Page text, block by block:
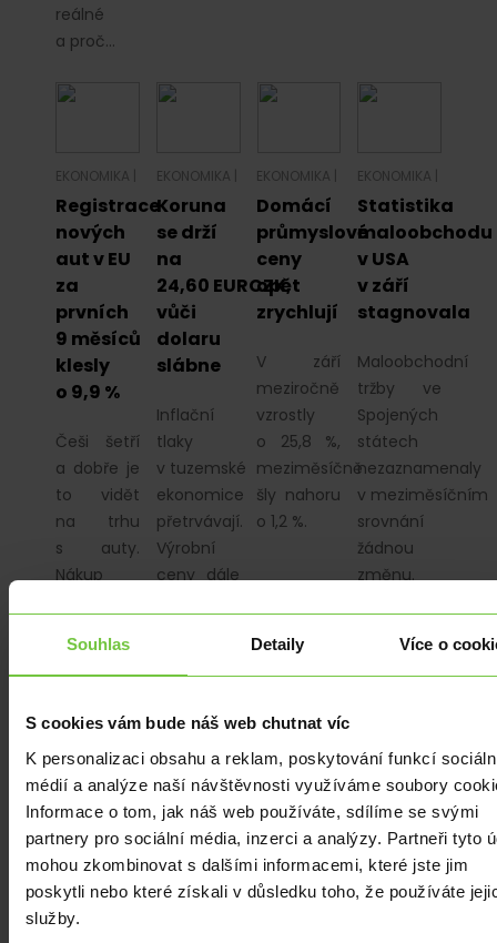
Souhlas Detaily Více o
S cookies vám bude náš web chutnat víc
K personalizaci obsahu a reklam, poskytování funkcí
médií a analýze naší návštěvnosti využíváme soubory
Informace o tom, jak náš web používáte, sdílíme se svými
partnery pro sociální média, inzerci a analýzy. Partneři tyto
mohou zkombinovat s dalšími informacemi, které jste jim
poskytli nebo které získali v důsledku toho, že používáte
služby.
reálné
a proč…
EKONOMIKA
Registrace
nových
aut v EU
za
prvních
9 měsíců
klesly
o 9,9 %
Češi šetří
a dobře je
to vidět
na trhu
s auty.
Nákup
položka
výdajů,
spotřebitelé
odsunou
na lepší
časy jako…
EKONOMIKA
Koruna
se drží
na
24,60 EURCZK,
vůči
dolaru
slábne
Inflační
tlaky
v tuzemské
ekonomice
přetrvávají.
Výrobní
ceny dále
EKONOMIKA
Domácí
průmyslové
ceny
opět
zrychlují
V září
meziročně
vzrostly
o 25,8 %,
meziměsíčně
šly nahoru
o 1,2 %.
EKONOMIKA
Statistika
maloobchodu
v USA
v září
stagnovala
Maloobchodní
tržby ve
Spojených
státech
nezaznamenaly
v meziměsíčním
srovnání
žádnou
změnu.
počítalo